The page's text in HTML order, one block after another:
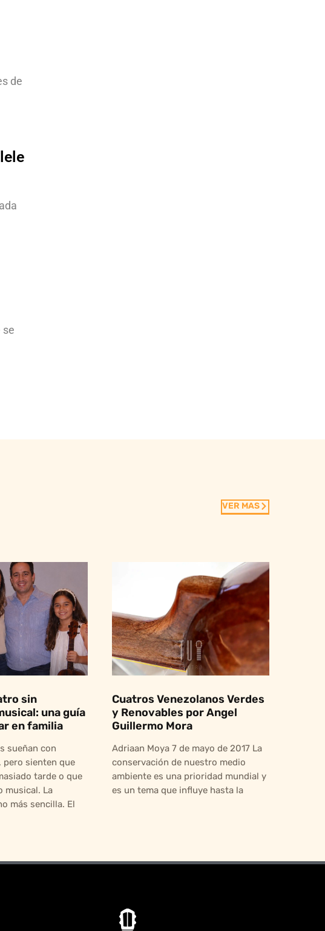
de
se
VER MAS
sin
una guía
en familia
sueñan con
pero sienten que
tarde o que
musical. La
más sencilla. El
Cuatros Venezolanos Verdes
y Renovables por Angel
Guillermo Mora
Adriaan Moya 7 de mayo de 2017 La
conservación de nuestro medio
ambiente es una prioridad mundial y
es un tema que influye hasta la